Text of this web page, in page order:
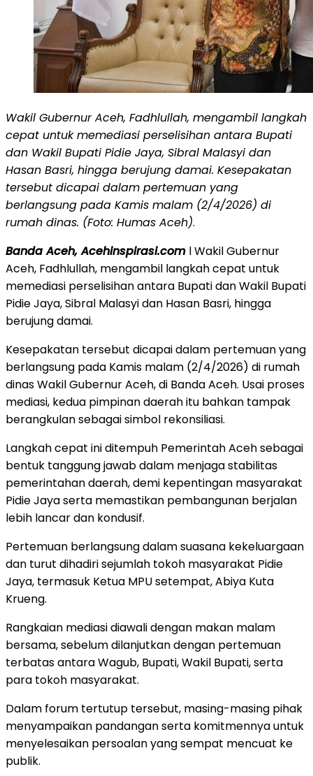
Wakil Gubernur Aceh, Fadhlullah, mengambil langkah
cepat untuk memediasi perselisihan antara Bupati
dan Wakil Bupati Pidie Jaya, Sibral Malasyi dan
Hasan Basri, hingga berujung damai. Kesepakatan
tersebut dicapai dalam pertemuan yang
berlangsung pada Kamis malam (2/4/2026) di
rumah dinas. (Foto: Humas Aceh).
Banda Aceh, Acehinspirasi.com l Wakil Gubernur
Aceh, Fadhlullah, mengambil langkah cepat untuk
memediasi perselisihan antara Bupati dan Wakil Bupati
Pidie Jaya, Sibral Malasyi dan Hasan Basri, hingga
berujung damai.
Kesepakatan tersebut dicapai dalam pertemuan yang
berlangsung pada Kamis malam (2/4/2026) di rumah
dinas Wakil Gubernur Aceh, di Banda Aceh. Usai proses
mediasi, kedua pimpinan daerah itu bahkan tampak
berangkulan sebagai simbol rekonsiliasi.
Langkah cepat ini ditempuh Pemerintah Aceh sebagai
bentuk tanggung jawab dalam menjaga stabilitas
pemerintahan daerah, demi kepentingan masyarakat
Pidie Jaya serta memastikan pembangunan berjalan
lebih lancar dan kondusif.
Pertemuan berlangsung dalam suasana kekeluargaan
dan turut dihadiri sejumlah tokoh masyarakat Pidie
Jaya, termasuk Ketua MPU setempat, Abiya Kuta
Krueng.
Rangkaian mediasi diawali dengan makan malam
bersama, sebelum dilanjutkan dengan pertemuan
terbatas antara Wagub, Bupati, Wakil Bupati, serta
para tokoh masyarakat.
Dalam forum tertutup tersebut, masing-masing pihak
menyampaikan pandangan serta komitmennya untuk
menyelesaikan persoalan yang sempat mencuat ke
publik.